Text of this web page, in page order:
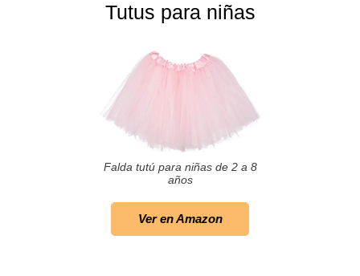
Tutus para niñas
Falda tutú para niñas de 2 a 8
años
Ver en Amazon